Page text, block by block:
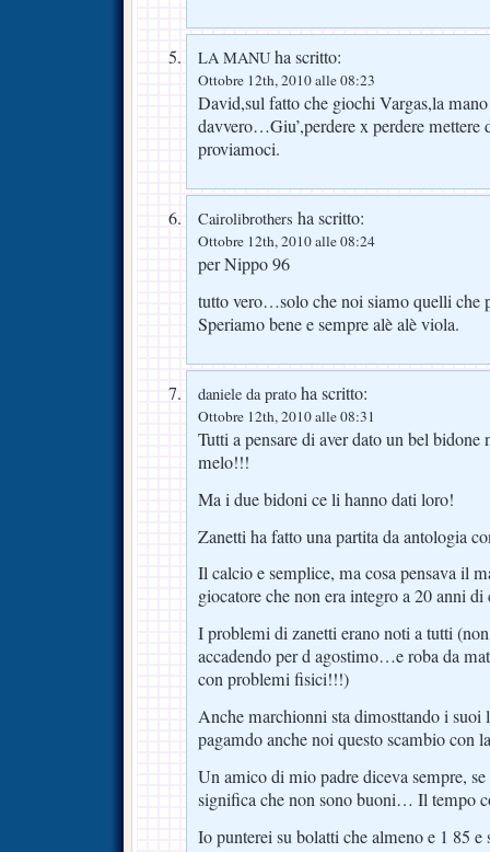
LA MANU ha scritto:
Ottobre 12th, 2010 alle 08:23
David,sul fatto che giochi Vargas,la
davvero…Giu’,perdere x perdere
proviamoci.
Cairolibrothers ha scritto:
Ottobre 12th, 2010 alle 08:24
per Nippo 96
tutto vero…solo che noi siamo quelli che
Speriamo bene e sempre alè alè viola.
daniele da prato ha scritto:
Ottobre 12th, 2010 alle 08:31
Tutti a pensare di aver dato un bel
melo!!!
Ma i due bidoni ce li hanno dati loro!
Zanetti ha fatto una partita da antologia
Il calcio e semplice, ma cosa pensava il
giocatore che non era integro a 20 anni di
I problemi di zanetti erano noti a tutti
accadendo per d agostimo…e roba da
con problemi fisici!!!)
Anche marchionni sta dimosttando i
pagamdo anche noi questo scambio con
Un amico di mio padre diceva sempre,
significa che non sono buoni… Il tempo
Io punterei su bolatti che almeno e 1 85 e